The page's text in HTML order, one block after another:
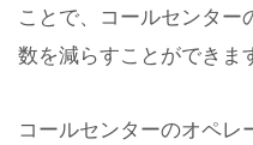
ことで、コールセンター
数を減らすことができま
コールセンターのオペ